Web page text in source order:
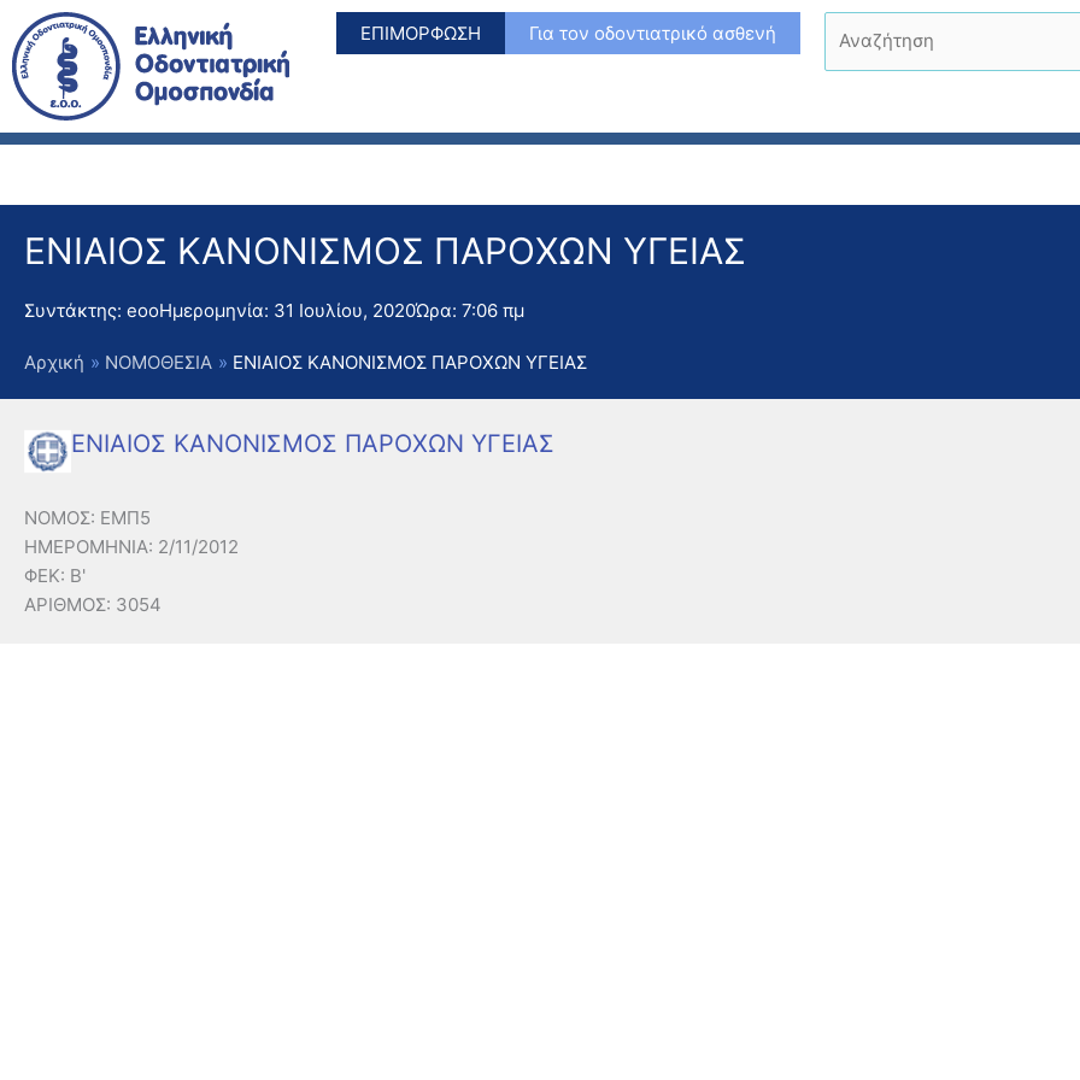
Μετάβαση
στο
περιεχόμενο
ΕΠΙΜΟΡΦΩΣΗ Για τον οδοντιατρικό ασθενή
ΕΝΙΑΙΟΣ ΚΑΝΟΝΙΣΜΟΣ ΠΑΡΟΧΩΝ ΥΓΕΙΑΣ
Συντάκτης: eooΗμερομηνία: 31 Ιουλίου, 2020Ώρα: 7:06 πμ
Αρχική ΝΟΜΟΘΕΣΙΑ ΕΝΙΑΙΟΣ ΚΑΝΟΝΙΣΜΟΣ ΠΑΡΟΧΩΝ ΥΓΕΙΑΣ
ΕΝΙΑΙΟΣ ΚΑΝΟΝΙΣΜΟΣ ΠΑΡΟΧΩΝ ΥΓΕΙΑΣ
ΝΟΜΟΣ: ΕΜΠ5
ΗΜΕΡΟΜΗΝΙΑ: 2/11/2012
ΦΕΚ: Β'
ΑΡΙΘΜΟΣ: 3054